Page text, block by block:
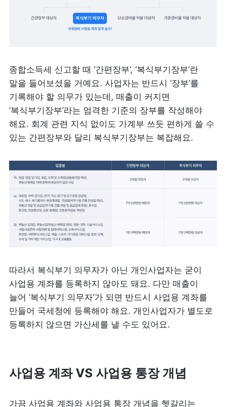
종합소득세 신고할 때 ‘간편장부’, ‘복식부기장부’란
말을 들어보셨을 거예요. 사업자는 반드시 ‘장부’를
기록해야 할 의무가 있는데, 매출이 커지면
‘복식부기장부’라는 엄격한 기준의 장부를 작성해야
해요. 회계 관련 지식 없이도 가계부 쓰듯 편하게 쓸 수
있는 간편장부와 달리 복식부기장부는 복잡해요.
따라서 복식부기 의무자가 아닌 개인사업자는 굳이
사업용 계좌를 등록하지 않아도 돼요. 다만 매출이
늘어 ‘복식부기 의무자’가 되면 반드시 사업용 계좌를
만들어 국세청에 등록해야 해요. 개인사업자가 별도로
등록하지 않으면 가산세를 낼 수도 있어요.
사업용 계좌 VS 사업용 통장 개념
가끔 사업용 계좌와 사업용 통장 개념을 헷갈리는